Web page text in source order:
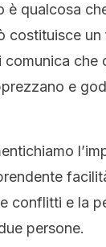
è qualcosa
costituisce
comunica che
e
conflitti e la
persone.